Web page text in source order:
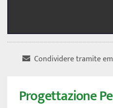
Condividere tramite
Progettazione